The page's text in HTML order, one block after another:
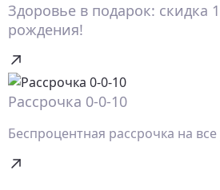
Здоровье в подарок: скидка
рождения!
Рассрочка 0-0-10
Беспроцентная рассрочка на все